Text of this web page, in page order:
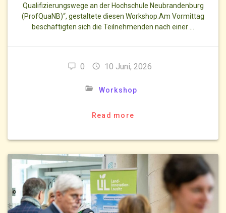
Qualifizierungswege an der Hochschule Neubrandenburg
(ProfQuaNB)“, gestaltete diesen Workshop.Am Vormittag
beschäftigten sich die Teilnehmenden nach einer …
0 10 Juni, 2026
Workshop
Read more